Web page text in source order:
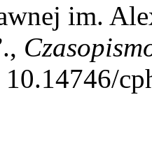
im.